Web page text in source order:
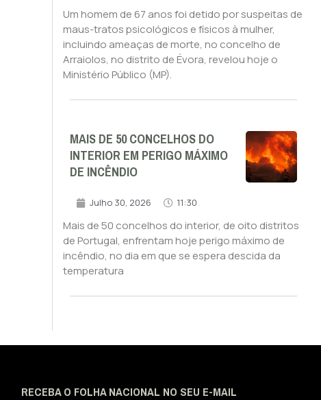
Um homem de 67 anos foi detido por suspeitas de
maus-tratos psicológicos e físicos à mulher,
incluindo ameaças de morte, no concelho de
Arraiolos, no distrito de Évora, revelou hoje o
Ministério Público (MP).
MAIS DE 50 CONCELHOS DO
INTERIOR EM PERIGO MÁXIMO
DE INCÊNDIO
Julho 30, 2026 11:30
Mais de 50 concelhos do interior, de oito distritos
de Portugal, enfrentam hoje perigo máximo de
incêndio, no dia em que se espera descida da
temperatura
RECEBA O FOLHA NACIONAL NO SEU E-MAIL